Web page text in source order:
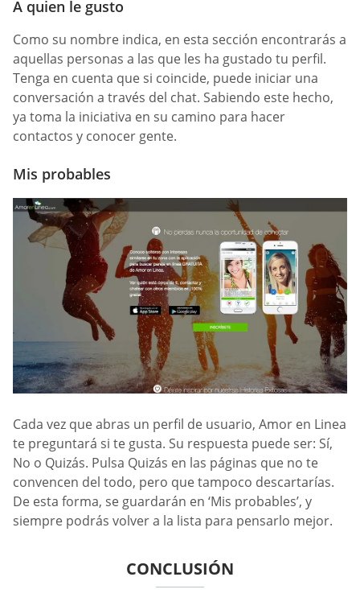
A quien le gusto
Como su nombre indica, en esta sección encontrarás a
aquellas personas a las que les ha gustado tu perfil.
Tenga en cuenta que si coincide, puede iniciar una
conversación a través del chat. Sabiendo este hecho,
ya toma la iniciativa en su camino para hacer
contactos y conocer gente.
Mis probables
Cada vez que abras un perfil de usuario, Amor en Linea
te preguntará si te gusta. Su respuesta puede ser: Sí,
No o Quizás. Pulsa Quizás en las páginas que no te
convencen del todo, pero que tampoco descartarías.
De esta forma, se guardarán en ‘Mis probables’, y
siempre podrás volver a la lista para pensarlo mejor.
CONCLUSIÓN